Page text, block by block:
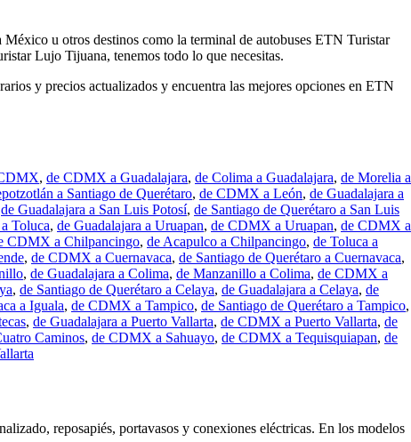
u otros destinos como la terminal de autobuses ETN Turistar
Lujo Tijuana, tenemos todo lo que necesitas.
y precios actualizados y encuentra las mejores opciones en ETN
, de CDMX a Guadalajara, de Colima a Guadalajara, de Morelia a
a Santiago de Querétaro, de CDMX a León, de Guadalajara a
de Guadalajara a San Luis Potosí, de Santiago de Querétaro a San Luis
Toluca, de Guadalajara a Uruapan, de CDMX a Uruapan, de CDMX a
CDMX a Chilpancingo, de Acapulco a Chilpancingo, de Toluca a
, de CDMX a Cuernavaca, de Santiago de Querétaro a Cuernavaca,
, de Guadalajara a Colima, de Manzanillo a Colima, de CDMX a
, de Santiago de Querétaro a Celaya, de Guadalajara a Celaya, de
a Iguala, de CDMX a Tampico, de Santiago de Querétaro a Tampico,
, de Guadalajara a Puerto Vallarta, de CDMX a Puerto Vallarta, de
Caminos, de CDMX a Sahuayo, de CDMX a Tequisquiapan, de
reposapiés, portavasos y conexiones eléctricas. En los modelos